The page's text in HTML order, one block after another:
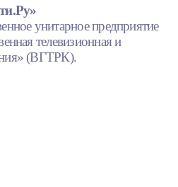
унитарное предприятие
телевизионная и
(ВГТРК).